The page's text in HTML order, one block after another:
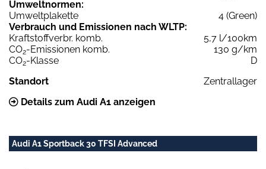
Umweltnormen:
Umweltplakette
4 (Green)
Verbrauch und Emissionen nach WLTP:
Kraftstoffverbr. komb.
5,7 l/100km
CO2-Emissionen komb.
130 g/km
CO2-Klasse
D
Standort
Zentrallager
Details zum Audi A1 anzeigen
Audi A1 Sportback 30 TFSI Advanced